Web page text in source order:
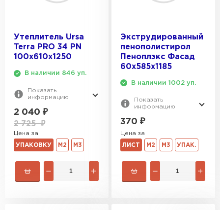
Утеплитель Ursa
Terra PRO 34 PN
100х610х1250
В наличии 846 уп.
Показать
информацию
2 040 ₽
2 725₽
Цена за
УПАКОВКУ М2 М3
Экструдированный
пенополистирол
Пеноплэкс Фасад
60х585х1185
В наличии 1002 уп.
Показать
информацию
370 ₽
Цена за
ЛИСТ М2 М3 УПАК.